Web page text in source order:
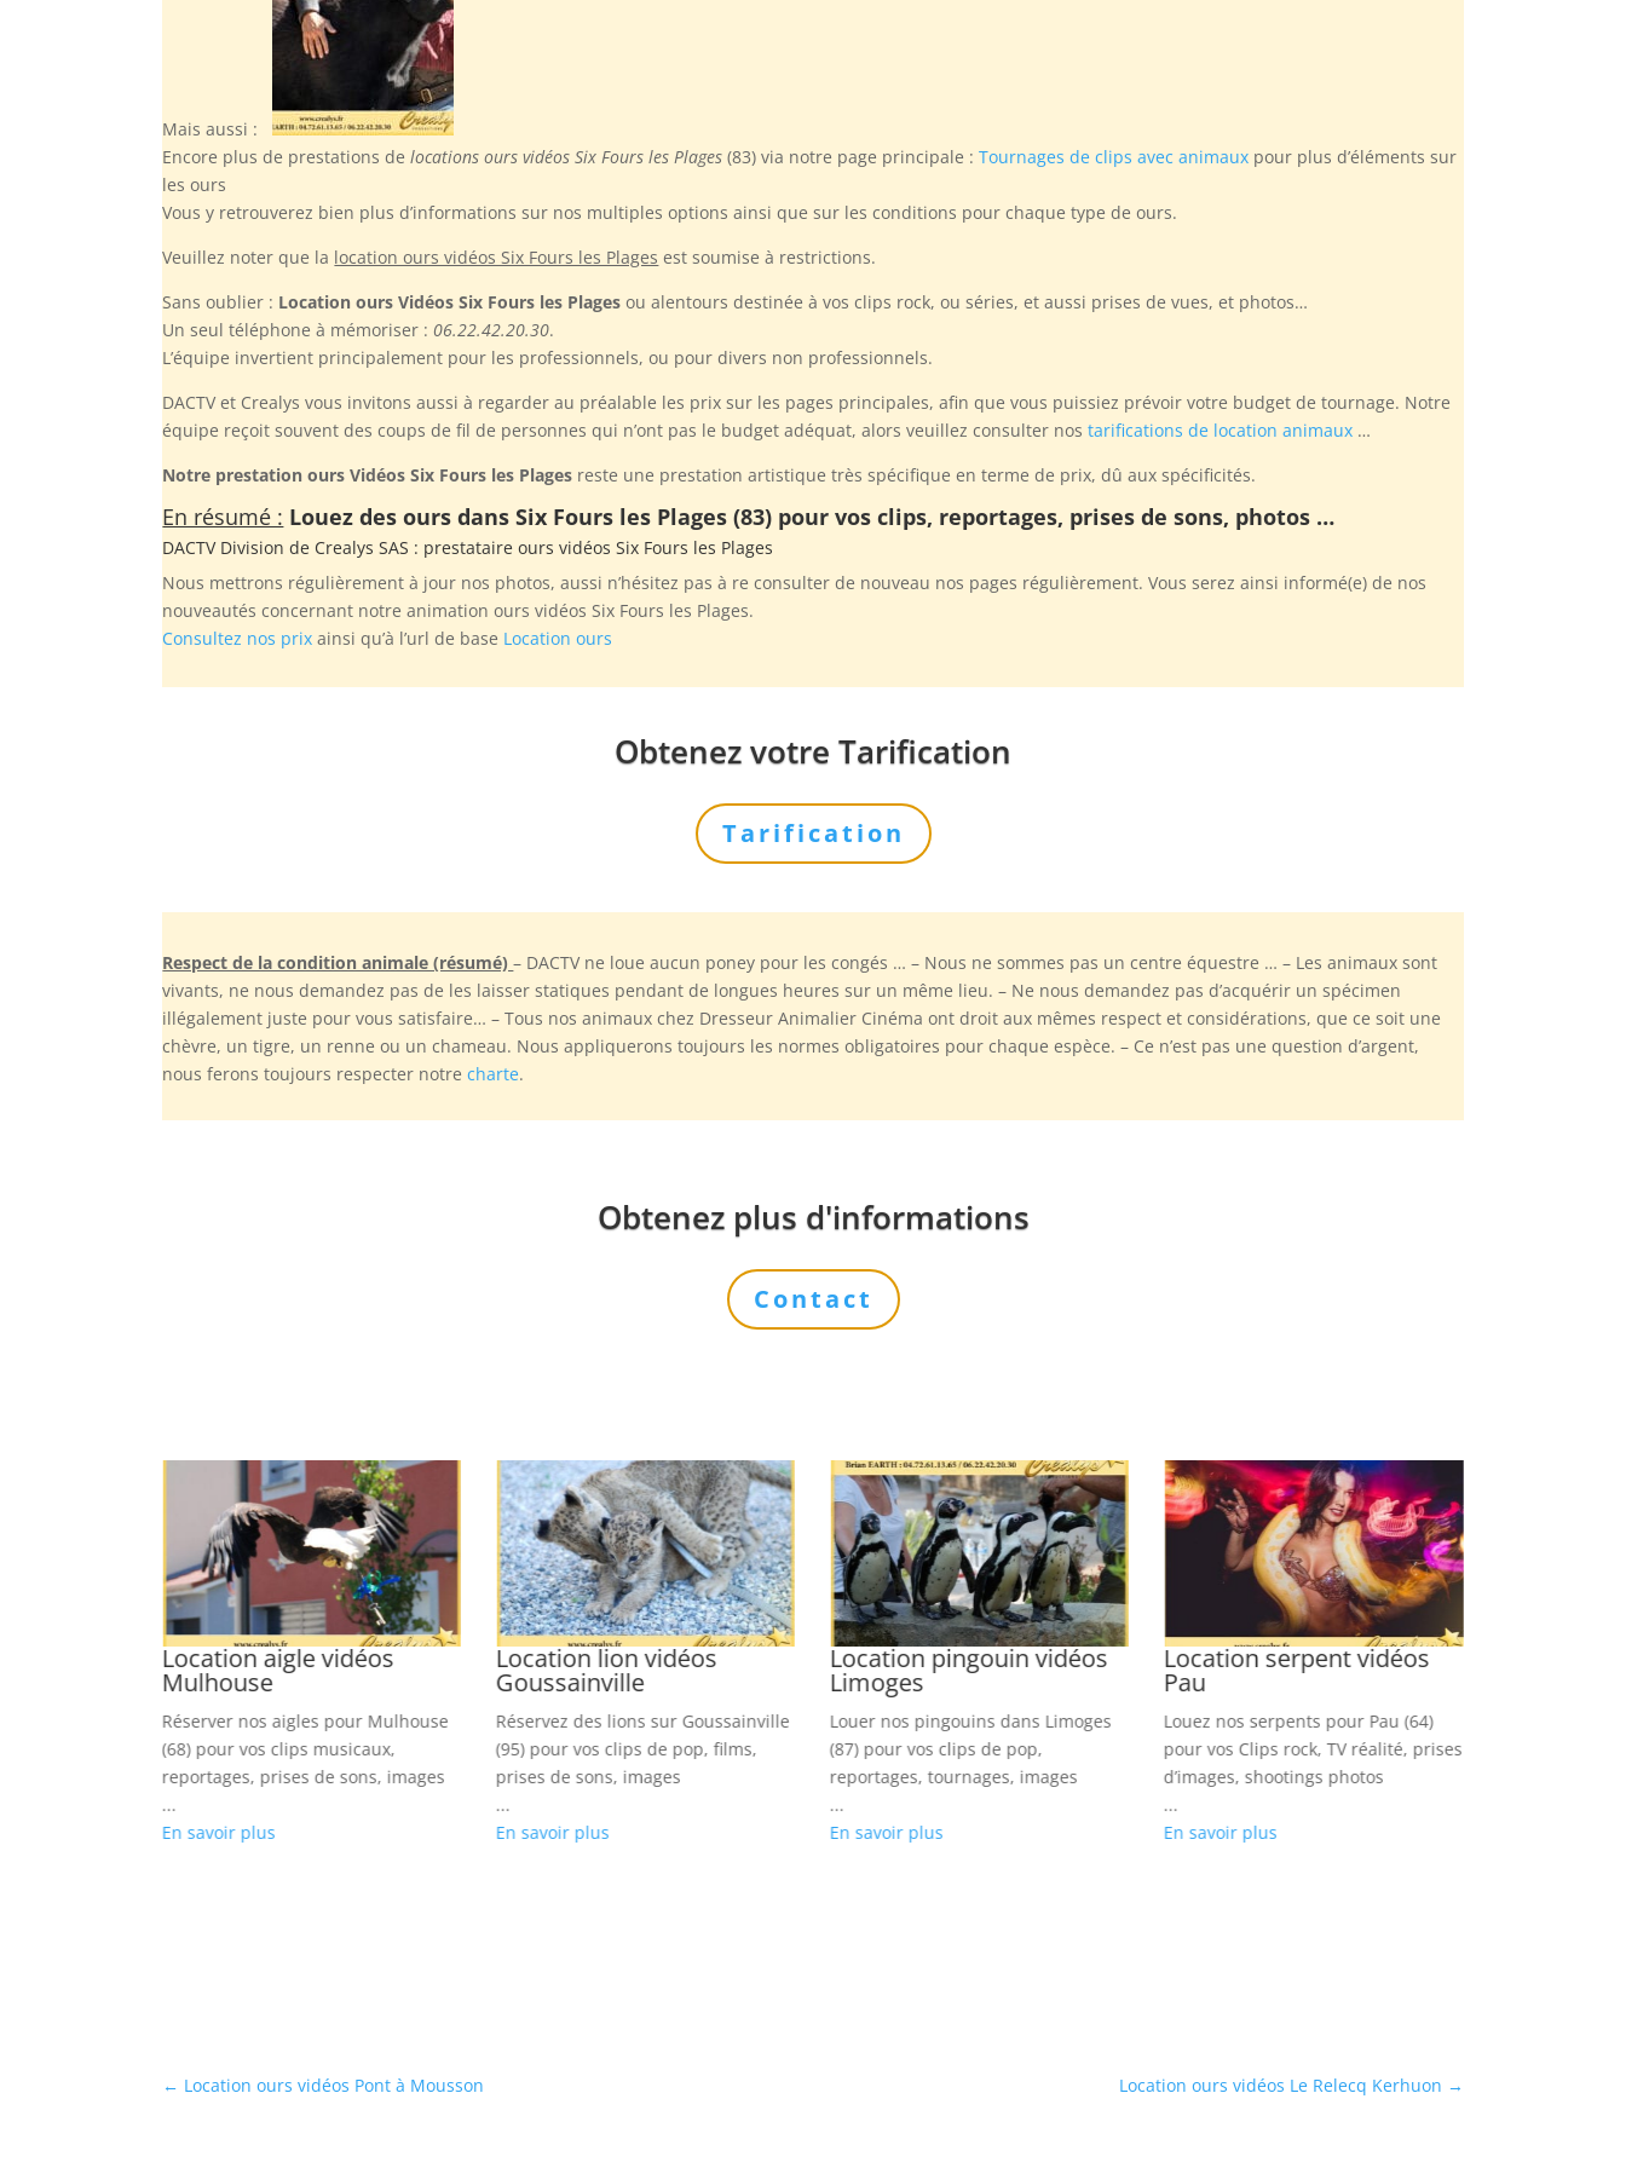
Mais aussi :
Encore plus de prestations delocations ours vidéos Six Fours les Plages (83) via notre page principale :Tournages de clips avec animaux pour plus d’éléments sur
les ours
Vous y retrouverez bien plus d’informations sur nos multiples options ainsi que sur les conditions pour chaque type de ours.
Veuillez noter que la location ours vidéos Six Fours les Plages est soumise à restrictions.
Sans oublier : Location ours Vidéos Six Fours les Plages ou alentours destinée à vos clips rock, ou séries, et aussi prises de vues, et photos…
Un seul téléphone à mémoriser :06.22.42.20.30.
L’équipe invertient principalement pour les professionnels, ou pour divers non professionnels.
DACTV et Crealys vous invitons aussi à regarder au préalable les prix sur les pages principales, afin que vous puissiez prévoir votre budget de tournage. Notre
équipe reçoit souvent des coups de fil de personnes qui n’ont pas le budget adéquat, alors veuillez consulter nostarifications de location animaux …
Notre prestation ours Vidéos Six Fours les Plages reste une prestation artistique très spécifique en terme de prix, dû aux spécificités.
En résumé : Louez des ours dans Six Fours les Plages (83) pour vos clips, reportages, prises de sons, photos …
DACTV Division de Crealys SAS : prestataire ours vidéos Six Fours les Plages
Nous mettrons régulièrement à jour nos photos, aussi n’hésitez pas à re consulter de nouveau nos pages régulièrement. Vous serez ainsi informé(e) de nos
nouveautés concernant notre animation ours vidéos Six Fours les Plages.
Consultez nos prix ainsi qu’à l’url de base Location ours
Obtenez votre Tarification
Tarification
Respect de la condition animale (résumé)– DACTV ne loue aucun poney pour les congés … – Nous ne sommes pas un centre équestre … – Les animaux sont
vivants, ne nous demandez pas de les laisser statiques pendant de longues heures sur un même lieu. – Ne nous demandez pas d’acquérir un spécimen
illégalement juste pour vous satisfaire… – Tous nos animaux chez Dresseur Animalier Cinéma ont droit aux mêmes respect et considérations, que ce soit une
chèvre, un tigre, un renne ou un chameau. Nous appliquerons toujours les normes obligatoires pour chaque espèce. – Ce n’est pas une question d’argent,
nous ferons toujours respecter notrecharte.
Obtenez plus d'informations
Contact
Location aigle vidéos
Mulhouse
Réserver nos aigles pour Mulhouse
(68) pour vos clips musicaux,
reportages, prises de sons, images
...
En savoir plus
Location lion vidéos
Goussainville
Réservez des lions sur Goussainville
(95) pour vos clips de pop, films,
prises de sons, images
...
En savoir plus
Location pingouin vidéos
Limoges
Louer nos pingouins dans Limoges
(87) pour vos clips de pop,
reportages, tournages, images
...
En savoir plus
Location serpent vidéos
Pau
Louez nos serpents pour Pau (64)
pour vos Clips rock, TV réalité, prises
d’images, shootings photos
...
En savoir plus
← Location ours vidéos Pont à Mousson Location ours vidéos Le Relecq Kerhuon →